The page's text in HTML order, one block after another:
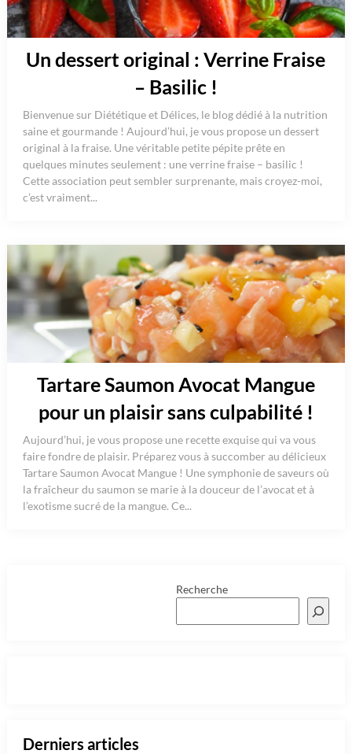
Un dessert original : Verrine Fraise
– Basilic !
Bienvenue sur Diététique et Délices, le blog dédié à la nutrition
saine et gourmande ! Aujourd’hui, je vous propose un dessert
original à la fraise. Une véritable petite pépite prête en
quelques minutes seulement : une verrine fraise – basilic !
Cette association peut sembler surprenante, mais croyez-moi,
c’est vraiment...
Tartare Saumon Avocat Mangue
pour un plaisir sans culpabilité !
Aujourd’hui, je vous propose une recette exquise qui va vous
faire fondre de plaisir. Préparez vous à succomber au délicieux
Tartare Saumon Avocat Mangue ! Une symphonie de saveurs où
la fraîcheur du saumon se marie à la douceur de l’avocat et à
l’exotisme sucré de la mangue. Ce...
Recherche
Derniers articles